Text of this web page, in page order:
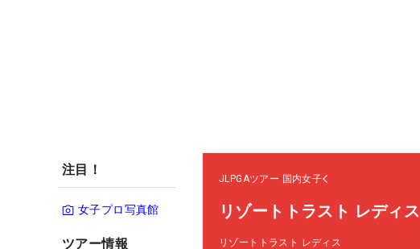
注目！
女子プロ写真館
ツアー情報
JLPGAツアー 国内女子
リゾートトラスト レディス
リゾートトラスト レディス